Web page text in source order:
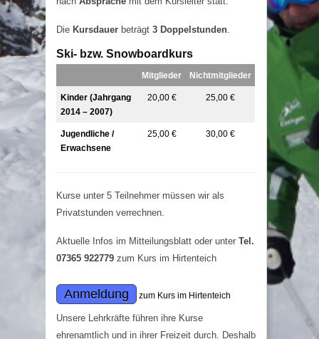
Die Kursdauer beträgt 3 Doppelstunden
Ski- bzw. Snowboardkurs
Mitglieder Nichtmitglieder
Kinder (Jahrgang
2014 – 2007)
20,00 € 25,00 €
Jugendliche /
Erwachsene
25,00 € 30,00 €
Kurse unter 5 Teilnehmer müssen wir als
Privatstunden verrechnen.
Aktuelle Infos im Mitteilungsblatt oder unter Tel.
07365 922779 zum Kurs im Hirtenteich
zum Kurs im Hirtenteich
Unsere Lehrkräfte führen ihre Kurse
ehrenamtlich und in ihrer Freizeit durch. Deshalb